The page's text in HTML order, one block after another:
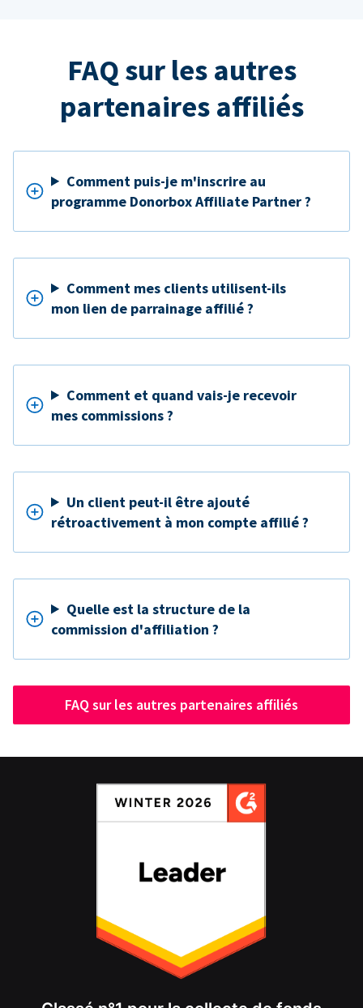
FAQ sur les autres
partenaires affiliés
Comment puis-je m'inscrire au
programme Donorbox Affiliate Partner ?
Comment mes clients utilisent-ils
mon lien de parrainage affilié ?
Comment et quand vais-je recevoir
mes commissions ?
Un client peut-il être ajouté
rétroactivement à mon compte affilié ?
Quelle est la structure de la
commission d'affiliation ?
FAQ sur les autres partenaires affiliés